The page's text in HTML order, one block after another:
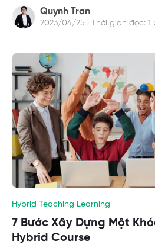
Quynh Tran
2023/04/25 · Thời gian đọc: 1
Hybrid Teaching Learning
7 Bước Xây Dựng Một
Hybrid Course